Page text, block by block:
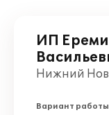
ИП
Нижний
Вариант работы